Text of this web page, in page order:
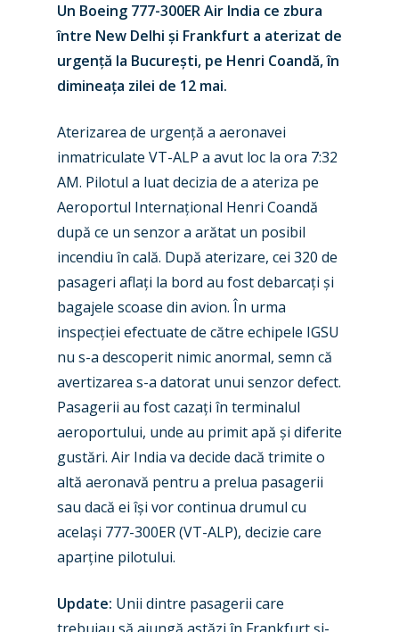
Un Boeing 777-300ER Air India ce zbura
între New Delhi și Frankfurt a aterizat de
urgență la București, pe Henri Coandă, în
dimineața zilei de 12 mai.
Aterizarea de urgență a aeronavei
inmatriculate VT-ALP a avut loc la ora 7:32
AM. Pilotul a luat decizia de a ateriza pe
Aeroportul Internațional Henri Coandă
după ce un senzor a arătat un posibil
incendiu în cală. După aterizare, cei 320 de
pasageri aflați la bord au fost debarcați și
bagajele scoase din avion. În urma
inspecției efectuate de către echipele IGSU
nu s-a descoperit nimic anormal, semn că
avertizarea s-a datorat unui senzor defect.
Pasagerii au fost cazați în terminalul
aeroportului, unde au primit apă și diferite
gustări. Air India va decide dacă trimite o
altă aeronavă pentru a prelua pasagerii
sau dacă ei își vor continua drumul cu
același 777-300ER (VT-ALP), decizie care
aparține pilotului.
Update: Unii dintre pasagerii care
New Routes
Industry
Accidents / Incidents
Airshows
Paris 2025
Military